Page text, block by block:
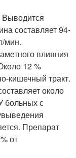
составляет 94-
мин.
влияния
12 %
кишечный тракт.
около
больных с
Препарат
от